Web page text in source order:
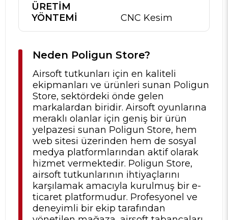
ÜRETIM
YÖNTEMI
CNC Kesim
Neden Poligun Store?
Airsoft tutkunları için en kaliteli
ekipmanları ve ürünleri sunan Poligun
Store, sektördeki önde gelen
markalardan biridir. Airsoft oyunlarına
meraklı olanlar için geniş bir ürün
yelpazesi sunan Poligun Store, hem
web sitesi üzerinden hem de sosyal
medya platformlarından aktif olarak
hizmet vermektedir. Poligun Store,
airsoft tutkunlarının ihtiyaçlarını
karşılamak amacıyla kurulmuş bir e-
ticaret platformudur. Profesyonel ve
deneyimli bir ekip tarafından